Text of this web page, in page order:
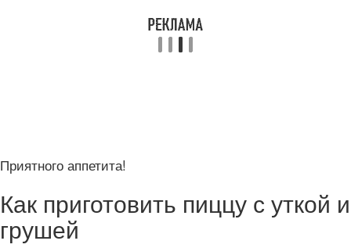
Приятного аппетита!
Как приготовить пиццу с уткой и
грушей